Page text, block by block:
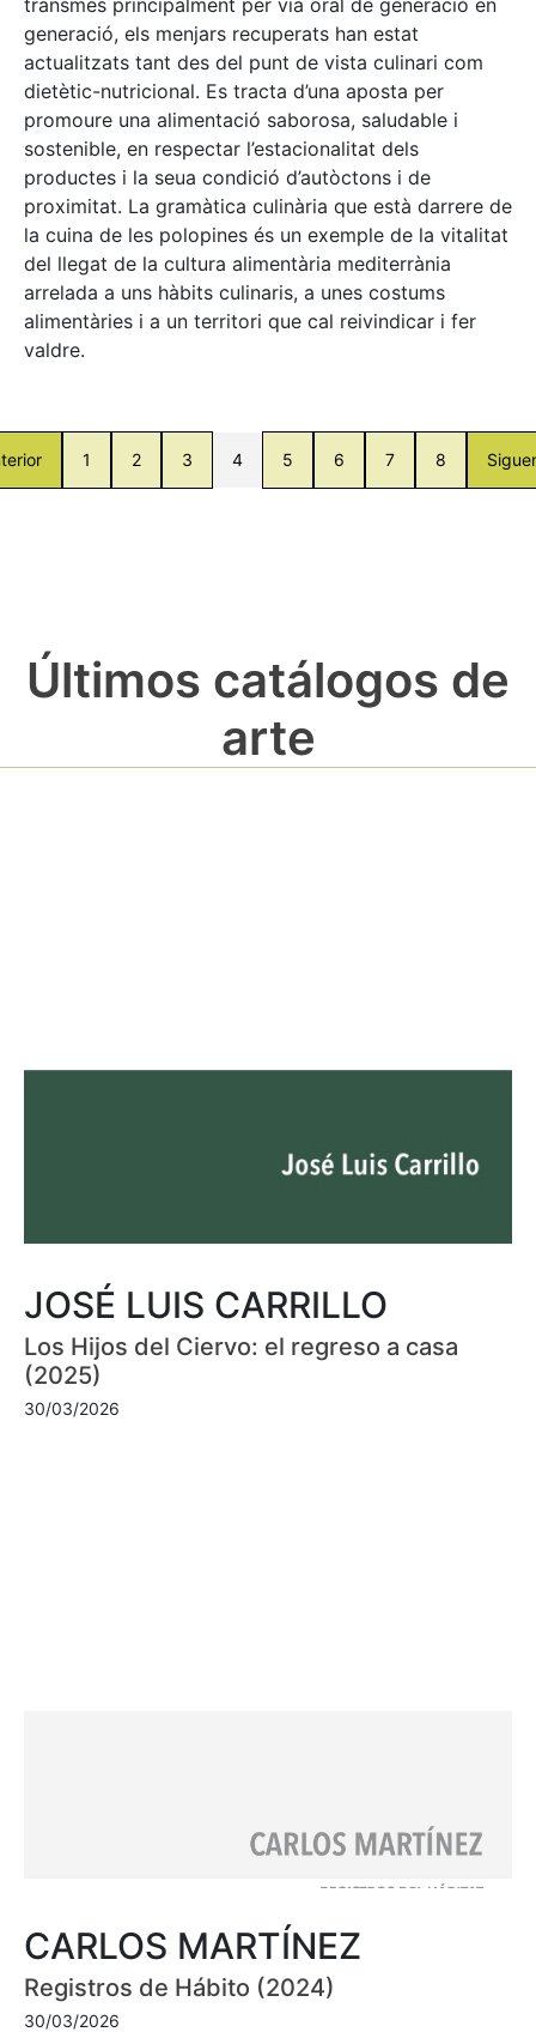
generació, els menjars recuperats han estat
actualitzats tant des del punt de vista culinari com
dietètic-nutricional. Es tracta d’una aposta per
promoure una alimentació saborosa, saludable i
sostenible, en respectar l’estacionalitat dels
productes i la seua condició d’autòctons i de
proximitat. La gramàtica culinària que està darrere de
la cuina de les polopines és un exemple de la vitalitat
del llegat de la cultura alimentària mediterrània
arrelada a uns hàbits culinaris, a unes costums
alimentàries i a un territori que cal reivindicar i fer
valdre.
1 2 3 4 5 6 7 8
Últimos catálogos de
arte
JOSÉ LUIS CARRILLO
Los Hijos del Ciervo: el regreso a casa
(2025)
30/03/2026
CARLOS MARTÍNEZ
Registros de Hábito (2024)
30/03/2026